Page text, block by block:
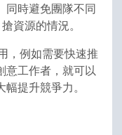
同時避免團隊不同
資源的情況。
例如需要快速推
意工作者，就可以
提升競爭力。